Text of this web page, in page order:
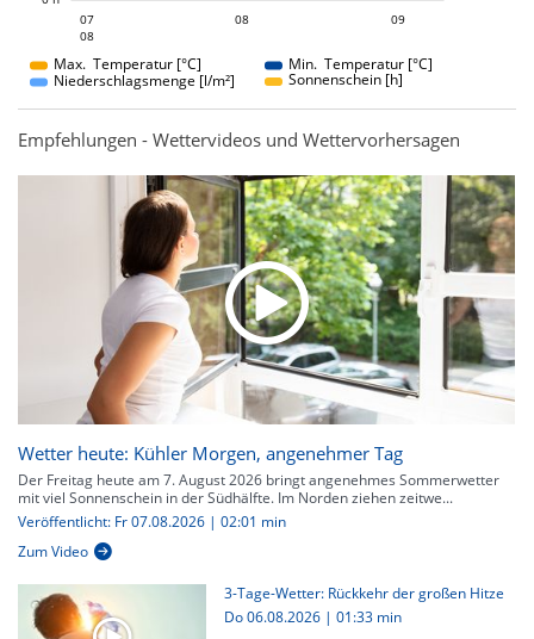
07
08
08 09
Max. Temperatur [°C]
Min. Temperatur [°C]
Niederschlagsmenge [l/m²]
Sonnenschein [h]
Empfehlungen - Wettervideos und Wettervorhersagen
Wetter heute: Kühler Morgen, angenehmer Tag
Der Freitag heute am 7. August 2026 bringt angenehmes Sommerwetter
mit viel Sonnenschein in der Südhälfte. Im Norden ziehen zeitwe...
Veröffentlicht: Fr 07.08.2026 | 02:01 min
Zum Video
3-Tage-Wetter: Rückkehr der großen Hitze
Do 06.08.2026 | 01:33 min